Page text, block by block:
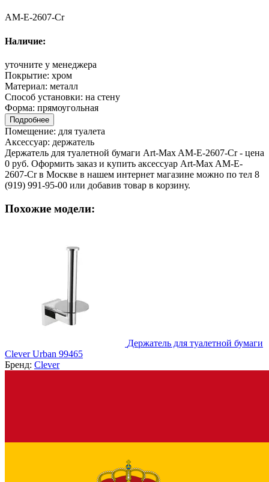
AM-E-2607-Cr
Наличие:
уточните у менеджера
Покрытие: хром
Материал: металл
Способ установки: на стену
Форма: прямоугольная
Подробнее
Помещение: для туалета
Аксессуар: держатель
Держатель для туалетной бумаги Art-Max AM-E-2607-Cr - цена
0 руб. Оформить заказ и купить аксессуар Art-Max AM-E-
2607-Cr в Москве в нашем интернет магазине можно по тел 8
(919) 991-95-00 или добавив товар в корзину.
Похожие модели:
Держатель для туалетной бумаги
Clever Urban 99465
Бренд: Clever